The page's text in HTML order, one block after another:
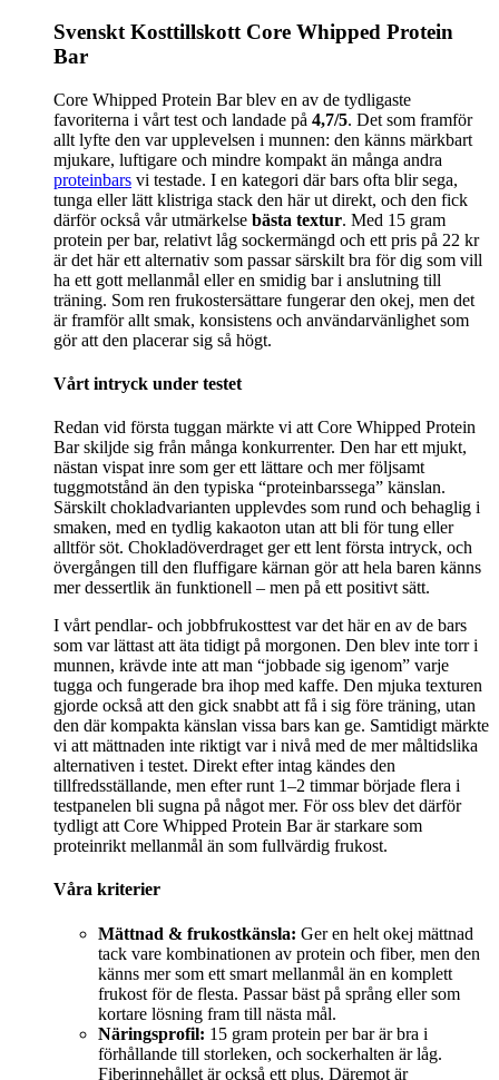
Svenskt Kosttillskott Core Whipped Protein
Bar
Core Whipped Protein Bar blev en av de tydligaste
favoriterna i vårt test och landade på 4,7/5. Det som framför
allt lyfte den var upplevelsen i munnen: den känns märkbart
mjukare, luftigare och mindre kompakt än många andra
proteinbars vi testade. I en kategori där bars ofta blir sega,
tunga eller lätt klistriga stack den här ut direkt, och den fick
därför också vår utmärkelse bästa textur. Med 15 gram
protein per bar, relativt låg sockermängd och ett pris på 22 kr
är det här ett alternativ som passar särskilt bra för dig som vill
ha ett gott mellanmål eller en smidig bar i anslutning till
träning. Som ren frukostersättare fungerar den okej, men det
är framför allt smak, konsistens och användarvänlighet som
gör att den placerar sig så högt.
Vårt intryck under testet
Redan vid första tuggan märkte vi att Core Whipped Protein
Bar skiljde sig från många konkurrenter. Den har ett mjukt,
nästan vispat inre som ger ett lättare och mer följsamt
tuggmotstånd än den typiska “proteinbarssega” känslan.
Särskilt chokladvarianten upplevdes som rund och behaglig i
smaken, med en tydlig kakaoton utan att bli för tung eller
alltför söt. Chokladöverdraget ger ett lent första intryck, och
övergången till den fluffigare kärnan gör att hela baren känns
mer dessertlik än funktionell – men på ett positivt sätt.
I vårt pendlar- och jobbfrukosttest var det här en av de bars
som var lättast att äta tidigt på morgonen. Den blev inte torr i
munnen, krävde inte att man “jobbade sig igenom” varje
tugga och fungerade bra ihop med kaffe. Den mjuka texturen
gjorde också att den gick snabbt att få i sig före träning, utan
den där kompakta känslan vissa bars kan ge. Samtidigt märkte
vi att mättnaden inte riktigt var i nivå med de mer måltidslika
alternativen i testet. Direkt efter intag kändes den
tillfredsställande, men efter runt 1–2 timmar började flera i
testpanelen bli sugna på något mer. För oss blev det därför
tydligt att Core Whipped Protein Bar är starkare som
proteinrikt mellanmål än som fullvärdig frukost.
Våra kriterier
Mättnad & frukostkänsla: Ger en helt okej mättnad
tack vare kombinationen av protein och fiber, men den
känns mer som ett smart mellanmål än en komplett
frukost för de flesta. Passar bäst på språng eller som
kortare lösning fram till nästa mål.
Näringsprofil: 15 gram protein per bar är bra i
förhållande till storleken, och sockerhalten är låg.
Fiberinnehållet är också ett plus. Däremot är